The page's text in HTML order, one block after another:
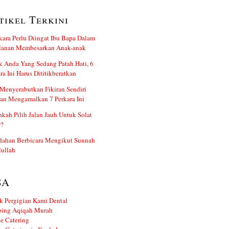
Terkini
Perlu Diingat Ibu Bapa Dalam
Membesarkan Anak-anak
Anda Yang Sedang Patah Hati, 6
Ini Harus Dititikberatkan
Fikiran Sendiri
Mengamalkan 7 Perkara Ini
Pilih Jalan Jauh Untuk Solat
Berbicara Mengikut Sunnah
Pergigian Kami Dental
Aqiqah Murah
Catering